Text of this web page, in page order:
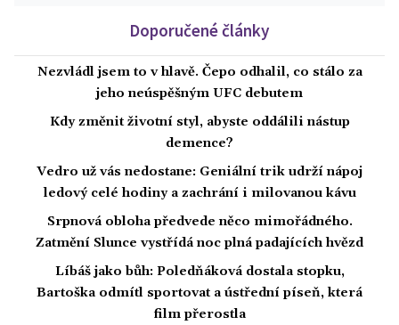
Doporučené články
Nezvládl jsem to v hlavě. Čepo odhalil, co stálo za
jeho neúspěšným UFC debutem
Kdy změnit životní styl, abyste oddálili nástup
demence?
Vedro už vás nedostane: Geniální trik udrží nápoj
ledový celé hodiny a zachrání i milovanou kávu
Srpnová obloha předvede něco mimořádného.
Zatmění Slunce vystřídá noc plná padajících hvězd
Líbáš jako bůh: Poledňáková dostala stopku,
Bartoška odmítl sportovat a ústřední píseň, která
film přerostla